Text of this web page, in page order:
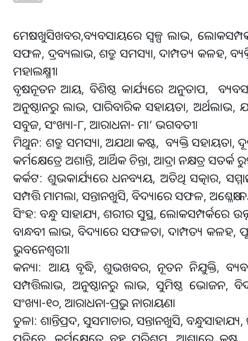
ମେଷ: ଖୁସିଖବର,ବ୍ୟବସାୟରେ ସ୍ବଳ୍ପ ଲାଭ,
ସଫଳ, ଦ୍ରବ୍ୟଲାଭ, ଶତ୍ରୁ ସମସ୍ୟା, ଦାମ୍ପତ୍ୟ କଳହ,
ମହାଲକ୍ଷ୍ମୀ।
ବୃଷ: ନୂତନ ଆୟ, ବିଶିଷ୍ଠ କାର୍ଯ୍ୟରେ ଅନୁତାପ,
ଅନୁଷ୍ଠାନରୁ ଲାଭ, ପାରିବାରିକ ସହାୟତା, ଅର୍ଥଲାଭ,
ସବୁଜ, ସଂଖ୍ୟା-୮, ଆରାଧନା- ମା’ ଭଗବତୀ।
ମିଥୁନ: ଶତ୍ରୁ ସମସ୍ୟା, ଅଯଥା କଷ୍ଟ, ବ୍ୟକ୍ତି ସହାୟତା,
କର୍ମକ୍ଷେତ୍ରେ ଅଶାନ୍ତି, ଆର୍ଥିକ ଚିନ୍ତା, ଆଦ୍ରା ନକ୍ଷତ୍ର
କର୍କଟ: ଶୁଭକାର୍ଯ୍ୟରେ ଧନବ୍ୟୟ, ଅତିଥି ସତ୍କାର,
ସମ୍ପତ୍ତି ମାମଲା, ସନ୍ତାନଖୁସି, ବିଦ୍ୟାରେ ସଫଳ,
ସିଂହ: ବନ୍ଧୁ ସାହାଯ୍ୟ, ଶରୀର ସୁସ୍ଥ, ଲୋକସମ୍ପର୍କରେ
ବାନ୍ଧବୀ ଲାଭ, ବିଦ୍ୟାରେ ସଫଳତା, ଦାମ୍ପତ୍ୟ କଳହ,
ଭୁବନେଶ୍ବରୀ।
କନ୍ୟା: ଆୟ ବୃଦ୍ଧି, ଶୁଭଖବର, ନୂତନ ନିଯୁକ୍ତି,
ସମ୍ପତ୍ତିଲାଭ, ଅନୁଷ୍ଠାନରୁ ଲାଭ, ସୁମିଷ୍ଠ ଭୋଜନ,
ସଂଖ୍ୟା-୧୦, ଆରାଧନା-ପ୍ରଭୁ ନାରାୟଣ।
ତୁଳା: ଶାନ୍ତିପ୍ରଦ, ସୁସମାଚାର, ସନ୍ତାନଖୁସି,